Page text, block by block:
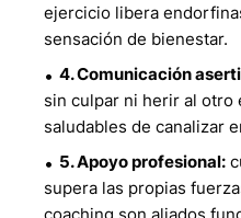
ejercicio libera
sensación de bienestar.
4. Comunicación
sin culpar ni herir al otro
saludables de canalizar
5. Apoyo profesional:
supera las propias